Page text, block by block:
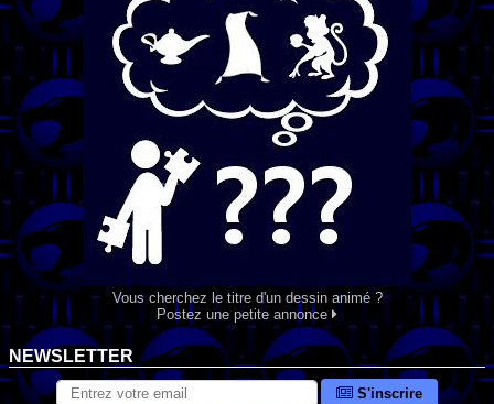
Vous cherchez le titre d'un dessin animé ?
Postez une petite annonce
NEWSLETTER
S'inscrire